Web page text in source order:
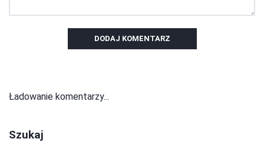
DODAJ KOMENTARZ
Ładowanie komentarzy...
Szukaj